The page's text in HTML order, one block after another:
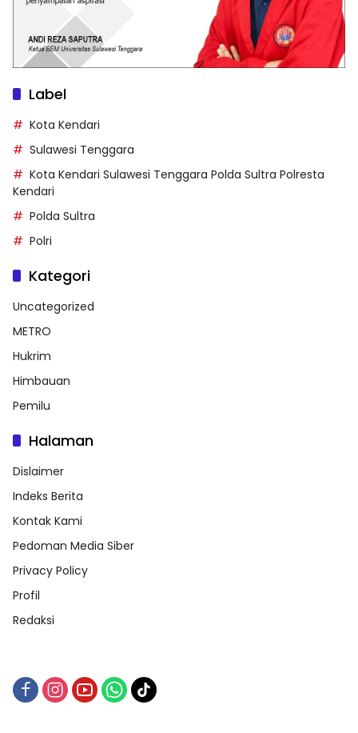
Label
Kota Kendari
Sulawesi Tenggara
Kota Kendari Sulawesi Tenggara Polda Sultra Polresta
Kendari
Polda Sultra
Polri
Kategori
Uncategorized
METRO
Hukrim
Himbauan
Pemilu
Halaman
Dislaimer
Indeks Berita
Kontak Kami
Pedoman Media Siber
Privacy Policy
Profil
Redaksi